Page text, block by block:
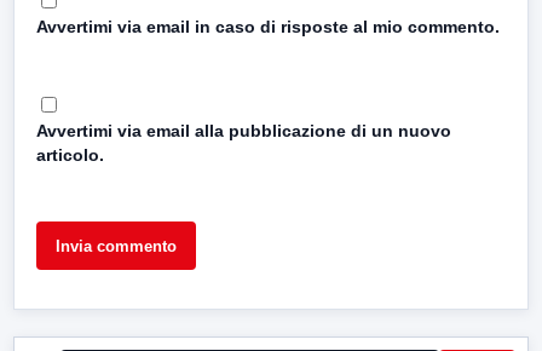
Avvertimi via email in caso di risposte al mio commento.
Avvertimi via email alla pubblicazione di un nuovo
articolo.